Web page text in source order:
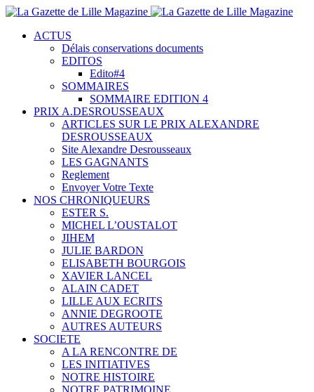
ACTUS
Délais conservations documents
EDITOS
Edito#4
SOMMAIRES
SOMMAIRE EDITION 4
PRIX A.DESROUSSEAUX
ARTICLES SUR LE PRIX ALEXANDRE
DESROUSSEAUX
Site Alexandre Desrousseaux
LES GAGNANTS
Reglement
Envoyer Votre Texte
NOS CHRONIQUEURS
ESTER S.
MICHEL L’OUSTALOT
JIHEM
JULIE BARDON
ELISABETH BOURGOIS
XAVIER LANCEL
ALAIN CADET
LILLE AUX ECRITS
ANNIE DEGROOTE
AUTRES AUTEURS
SOCIETE
A LA RENCONTRE DE
LES INITIATIVES
NOTRE HISTOIRE
NOTRE PATRIMOINE